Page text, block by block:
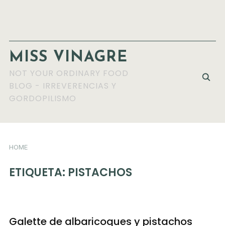
MISS VINAGRE
NOT YOUR ORDINARY FOOD
BLOG - IRREVERENCIAS Y
GORDOPILISMO
HOME
ETIQUETA: PISTACHOS
Galette de albaricoques y pistachos